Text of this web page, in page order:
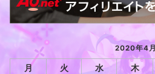
2020年4月
月 火 水 木